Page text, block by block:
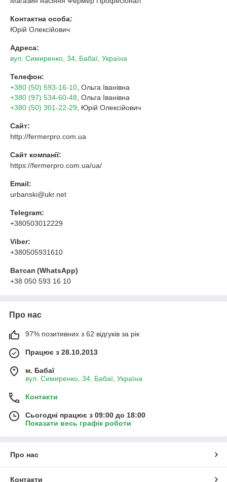
Контактна особа:
Юрій Олексійович
Адреса:
вул. Симиренко, 34, Бабаї, Україна
Телефон:
+380 (50) 593-16-10 , Ольга Іванівна
+380 (97) 534-60-48 , Ольга Іванівна
+380 (50) 301-22-29 , Юрій Олексійович
Сайт:
http://fermerpro.com.ua
Сайт компанії:
https://fermerpro.com.ua/ua/
Email:
urbanski@ukr.net
Telegram:
+380503012229
Viber:
+380505931610
Ватсап (WhatsApp)
+38 050 593 16 10
Про нас
97% позитивних з 62 відгуків за рік
Працює з 28.10.2013
м. Бабаї
вул. Симиренко, 34, Бабаї, Україна
Контакти
Сьогодні працює з 09:00 до 18:00
Показати весь графік роботи
Про нас
Контакти